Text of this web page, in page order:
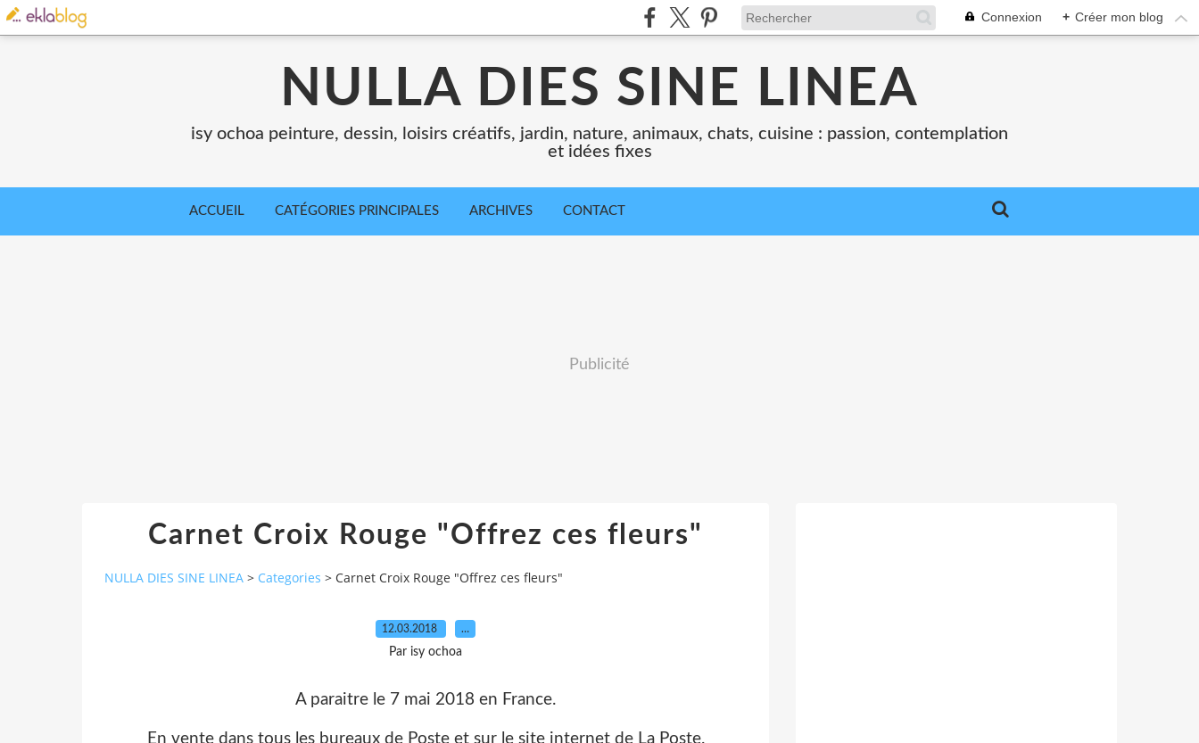
Connexion + Créer mon blog
NULLA DIES SINE LINEA
isy ochoa peinture, dessin, loisirs créatifs, jardin, nature, animaux, chats, cuisine : passion, contemplation
et idées fixes
ACCUEIL CATÉGORIES PRINCIPALES ARCHIVES CONTACT
Publicité
Carnet Croix Rouge "Offrez ces fleurs"
NULLA DIES SINE LINEA > Categories > Carnet Croix Rouge "Offrez ces fleurs"
12.03.2018 …
Par isy ochoa
A paraitre le 7 mai 2018 en France.
En vente dans tous les bureaux de Poste et sur le site internet de La Poste.